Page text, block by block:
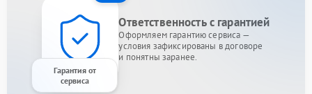
Гарантия от
сервиса
Ответственность с гарантией
Оформляем гарантию сервиса —
условия зафиксированы в договоре
и понятны заранее.